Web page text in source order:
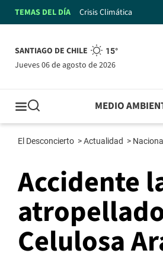
TEMAS DEL DÍA Crisis Climática
SANTIAGO DE CHILE 15°
jueves 06 de agosto de 2026
MEDIO
El Desconcierto >Actualidad > Nacional
Accidente
Celulosa